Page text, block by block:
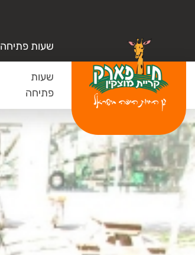
שעות פתיחה
שעות
פתיחה